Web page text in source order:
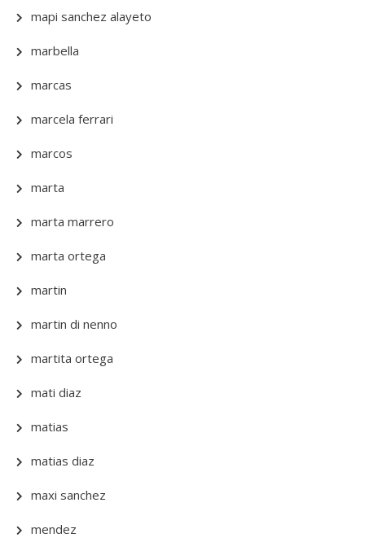
mapi sanchez alayeto
marbella
marcas
marcela ferrari
marcos
marta
marta marrero
marta ortega
martin
martin di nenno
martita ortega
mati diaz
matias
matias diaz
maxi sanchez
mendez